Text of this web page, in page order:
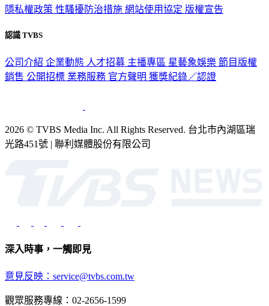
隱私權政策 性騷擾防治措施 網站使用協定 版權宣告
認識 TVBS
公司介紹 企業動態 人才招募 主播專區 星藝象娛樂 節目版權
銷售 公開招標 業務服務 官方聲明 獲獎紀錄／認證
2026 © TVBS Media Inc. All Rights Reserved. 台北市內湖區瑞
光路451號 | 聯利媒體股份有限公司
深入時事，一觸即見
意見反映：service@tvbs.com.tw
觀眾服務專線：02-2656-1599